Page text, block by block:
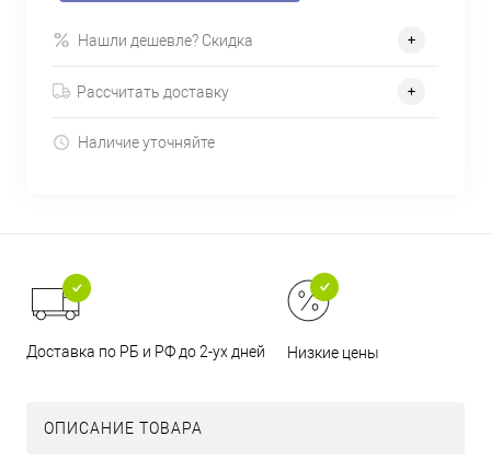
Нашли дешевле? Скидка
Рассчитать доставку
Наличие уточняйте
Доставка по РБ и РФ до 2-ух дней Низкие цены
ОПИСАНИЕ ТОВАРА